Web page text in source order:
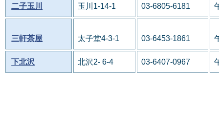
二子玉川 玉川1-14-1 03-6805-6181
三軒茶屋 太子堂4-3-1 03-6453-1861
下北沢 北沢2- 6-4 03-6407-0967